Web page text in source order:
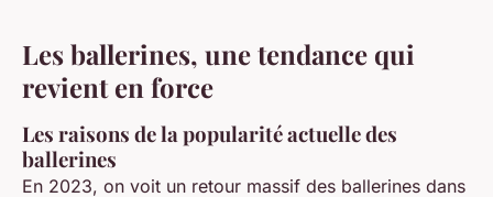
Les ballerines, une tendance qui
revient en force
Les raisons de la popularité actuelle des
ballerines
En 2023, on voit un retour massif des ballerines dans